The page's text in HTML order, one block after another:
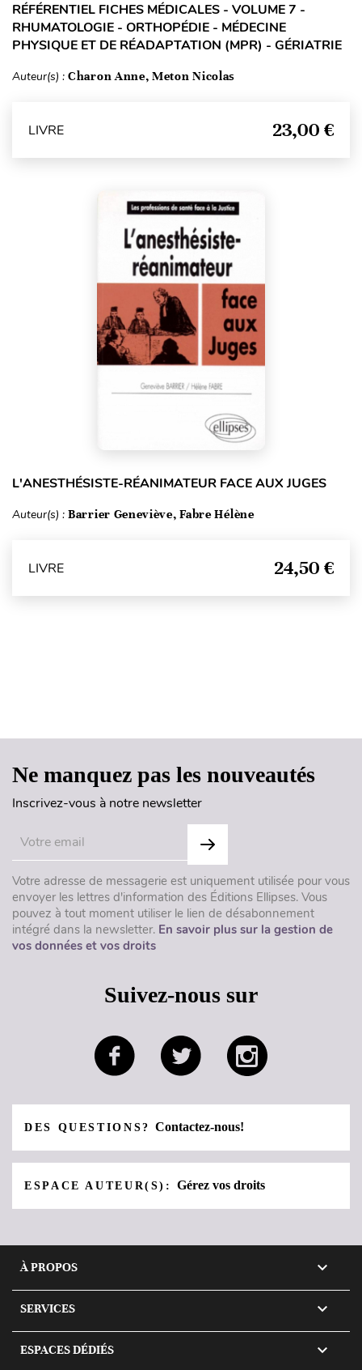
RÉFÉRENTIEL FICHES MÉDICALES - VOLUME 7 -
RHUMATOLOGIE - ORTHOPÉDIE - MÉDECINE
PHYSIQUE ET DE RÉADAPTATION (MPR) - GÉRIATRIE
Auteur(s) : Charon Anne, Meton Nicolas
LIVRE 23,00 €
L'ANESTHÉSISTE-RÉANIMATEUR FACE AUX JUGES
Auteur(s) : Barrier Geneviève, Fabre Hélène
LIVRE 24,50 €
Ne manquez pas les nouveautés
Inscrivez-vous à notre newsletter
Votre adresse de messagerie est uniquement utilisée pour vous
envoyer les lettres d'information des Éditions Ellipses. Vous
pouvez à tout moment utiliser le lien de désabonnement
intégré dans la newsletter. En savoir plus sur la gestion de
vos données et vos droits
Suivez-nous sur
DES QUESTIONS?Contactez-nous!
ESPACE AUTEUR(S):Gérez vos droits
À PROPOS 
SERVICES 
ESPACES DÉDIÉS 